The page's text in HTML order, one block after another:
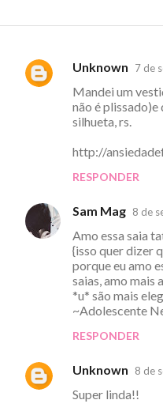
C
á
r
Unknown 7 de
Mandei um
não é plissado)e
silhueta, rs.
http://
RESPONDER
Sam Mag 8 de
Amo essa saia
{isso quer dizer
porque eu amo
saias, amo mais
*u* são mais
~Adolescente
RESPONDER
Unknown 8 de
Super linda!!